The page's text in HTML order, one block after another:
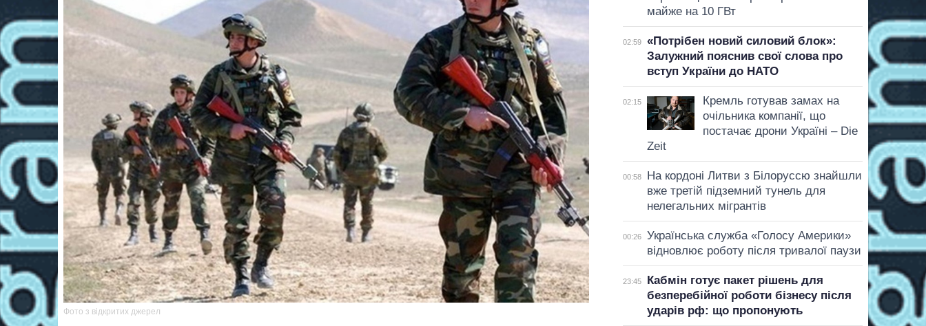
Фото з відкритих джерел
майже на 10 ГВт
02:59
«Потрібен новий силовий блок»:
Залужний пояснив свої слова про
вступ України до НАТО
02:15
Кремль готував замах на
очільника компанії, що
постачає дрони Україні – Die
Zeit
00:58
На кордоні Литви з Білоруссю знайшли
вже третій підземний тунель для
нелегальних мігрантів
00:26
Українська служба «Голосу Америки»
відновлює роботу після тривалої паузи
23:45
Кабмін готує пакет рішень для
безперебійної роботи бізнесу після
ударів рф: що пропонують